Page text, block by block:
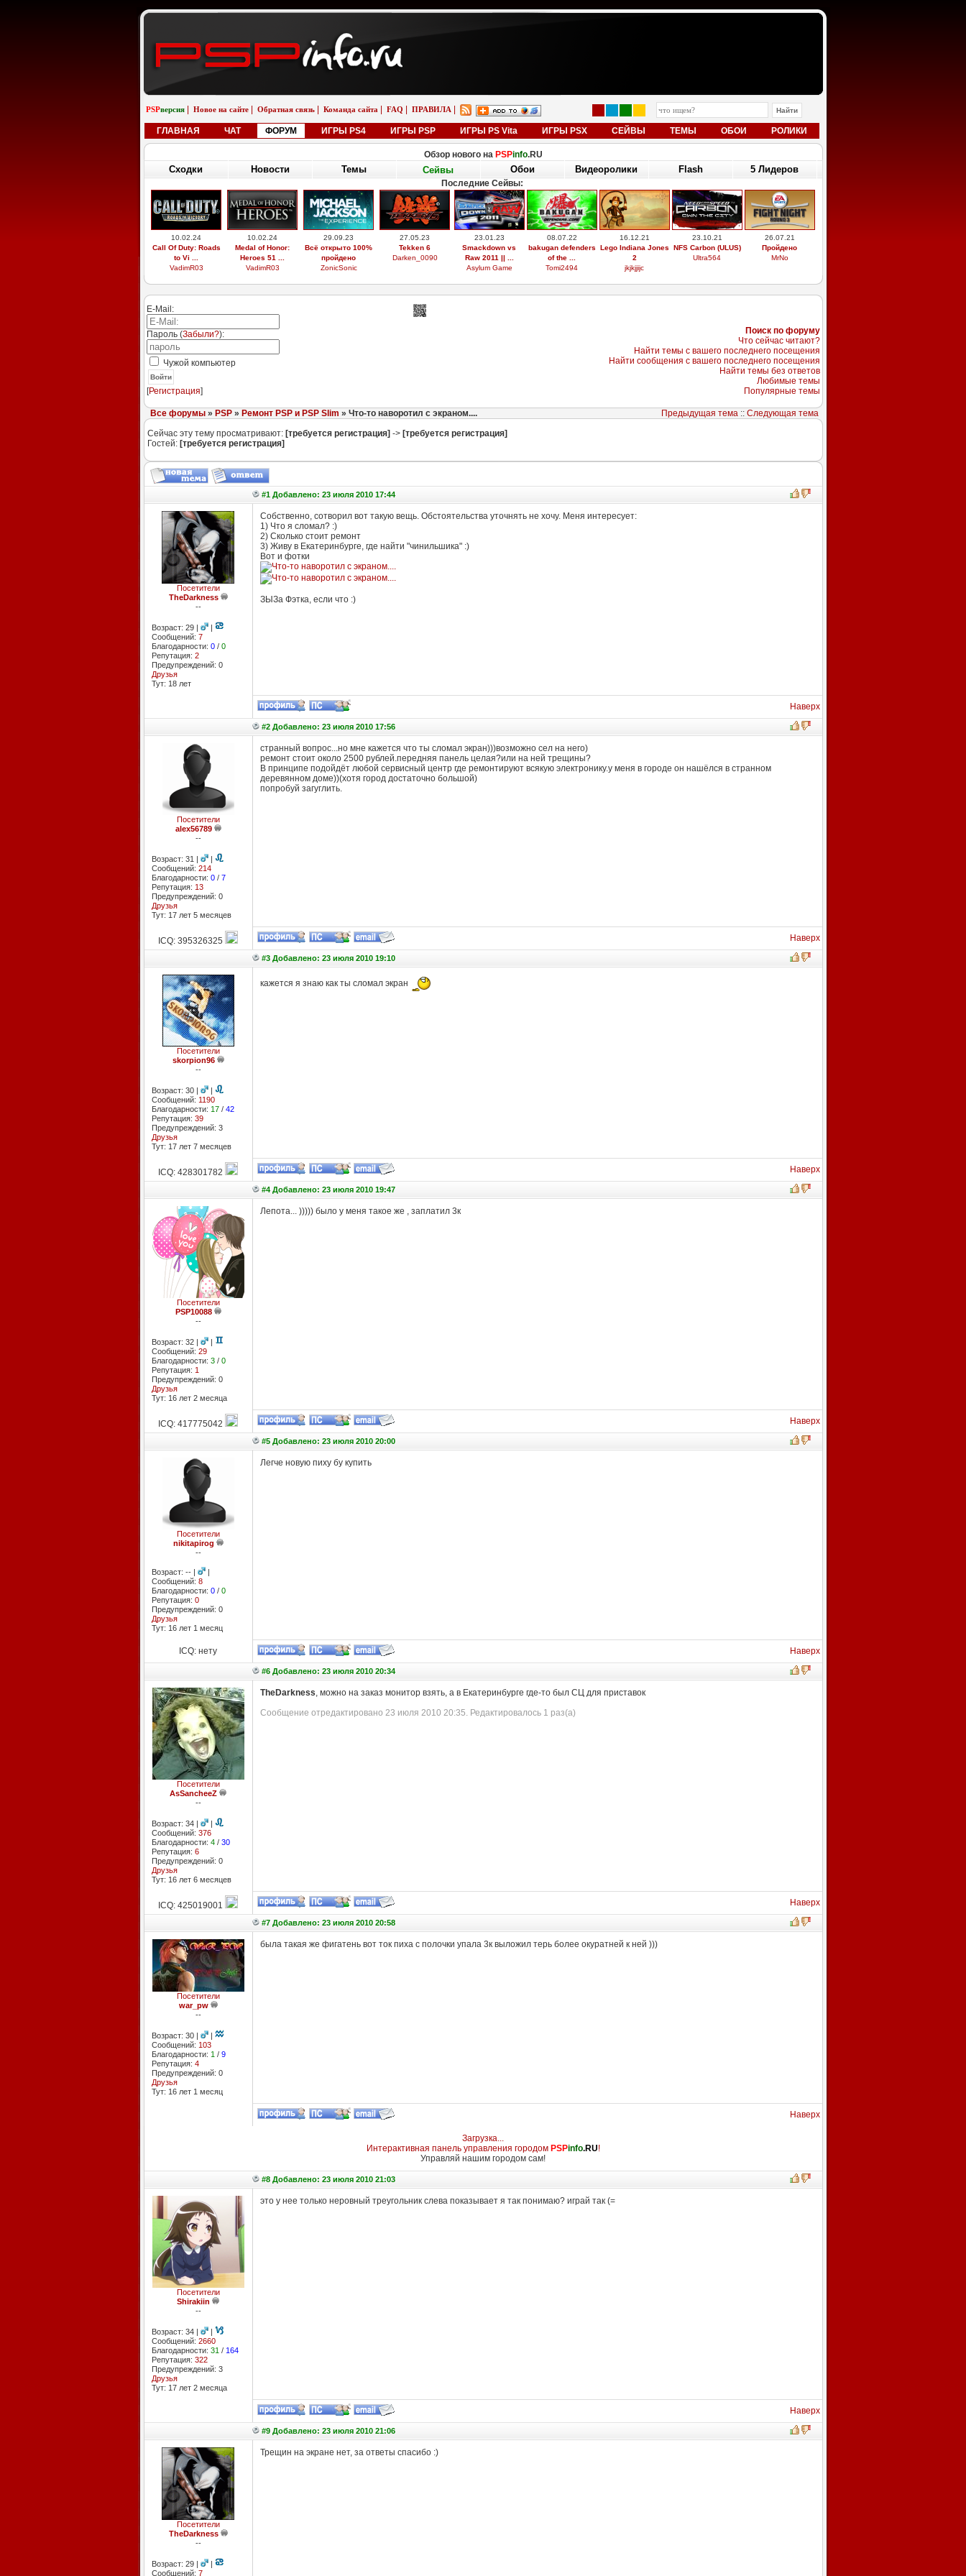
PSPверсия Новое на сайте Обратная связь Команда сайта FAQ ПРАВИЛА
ГЛАВНАЯ ЧАТ ФОРУМ ИГРЫ PS4 ИГРЫ PSP ИГРЫ PS Vita ИГРЫ PSX СЕЙВЫ ТЕМЫ ОБОИ РОЛИКИ
Обзор нового на PSPinfo.RU
Сходки Новости Темы Сейвы Обои Видеоролики Flash 5 Лидеров
Последние Сейвы:
10.02.24
Call Of Duty: Roads
to Vi ...
VadimR03
10.02.24
Medal of Honor:
Heroes 51 ...
VadimR03
29.09.23
Всё открыто 100%
пройдено
ZonicSonic
27.05.23
Tekken 6
Darken_0090
23.01.23
Smackdown vs
Raw 2011 || ...
Asylum Game
08.07.22
bakugan defenders
of the ...
Tomi2494
16.12.21
Lego Indiana Jones
2
jkjkjjijc
23.10.21
NFS Carbon (ULUS)
Ultra564
26.07.21
Пройдено
MrNo
E-Mail:
Пароль (Забыли?):
Чужой компьютер
Войти
[Регистрация]
Поиск по форуму
Что сейчас читают?
Найти темы с вашего последнего посещения
Найти сообщения с вашего последнего посещения
Найти темы без ответов
Любимые темы
Популярные темы
Все форумы» PSP» Ремонт PSP и PSP Slim » Что-то наворотил с экраном.... Предыдущая тема:: Следующая тема
Сейчас эту тему просматривают: [требуется регистрация] -> [требуется регистрация]
Гостей: [требуется регистрация]
#1 Добавлено: 23 июля 2010 17:44
Посетители
TheDarkness
--
Возраст: 29 |
|
Сообщений: 7
Благодарности: 0/ 0
Репутация: 2
Предупреждений: 0
Друзья
Тут: 18 лет
Собственно, сотворил вот такую вещь. Обстоятельства уточнять не хочу. Меня интересует:
1) Что я сломал? :)
2) Сколько стоит ремонт
3) Живу в Екатеринбурге, где найти "чинильшика" :)
Вот и фотки
ЗЫЗа Фэтка, если что :)
Наверх
#2 Добавлено: 23 июля 2010 17:56
Посетители
alex56789
--
Возраст: 31 |
|
Сообщений: 214
Благодарности: 0/ 7
Репутация: 13
Предупреждений: 0
Друзья
Тут: 17 лет 5 месяцев
странный вопрос...но мне кажется что ты сломал экран)))возможно сел на него)
ремонт стоит около 2500 рублей.передняя панель целая?или на ней трещины?
В принципе подойдёт любой сервисный центр где ремонтируют всякую электронику.у меня в городе он нашёлся в странном
деревянном доме))(хотя город достаточно большой)
попробуй загуглить.
ICQ: 395326325 Наверх
#3 Добавлено: 23 июля 2010 19:10
Посетители
skorpion96
--
Возраст: 30 |
|
Сообщений: 1190
Благодарности: 17/ 42
Репутация: 39
Предупреждений: 3
Друзья
Тут: 17 лет 7 месяцев
кажется я знаю как ты сломал экран
ICQ: 428301782 Наверх
#4 Добавлено: 23 июля 2010 19:47
Посетители
PSP10088
--
Возраст: 32 |
|
Сообщений: 29
Благодарности: 3/ 0
Репутация: 1
Предупреждений: 0
Друзья
Тут: 16 лет 2 месяцa
Лепота... ))))) было у меня такое же , заплатил 3к
ICQ: 417775042 Наверх
#5 Добавлено: 23 июля 2010 20:00
Посетители
nikitapirog
--
Возраст: -- |
|
Сообщений: 8
Благодарности: 0/ 0
Репутация: 0
Предупреждений: 0
Друзья
Тут: 16 лет 1 месяц
Легче новую пиху бу купить
ICQ: нету Наверх
#6 Добавлено: 23 июля 2010 20:34
Посетители
AsSancheeZ
--
Возраст: 34 |
|
Сообщений: 376
Благодарности: 4/ 30
Репутация: 6
Предупреждений: 0
Друзья
Тут: 16 лет 6 месяцев
TheDarkness, можно на заказ монитор взять, а в Екатеринбурге где-то был СЦ для приставок
Сообщение отредактировано 23 июля 2010 20:35. Редактировалось 1 раз(а)
ICQ: 425019001 Наверх
#7 Добавлено: 23 июля 2010 20:58
Посетители
war_pw
--
Возраст: 30 |
|
Сообщений: 103
Благодарности: 1 / 9
Репутация: 4
Предупреждений: 0
Друзья
Тут: 16 лет 1 месяц
была такая же фигатень вот ток пиха с полочки упала 3к выложил терь более окуратней к ней )))
Наверх
Загрузка...
Интерактивная панель управления городом PSPinfo.RU!
Управляй нашим городом сам!
#8 Добавлено: 23 июля 2010 21:03
Посетители
Shirakiin
--
Возраст: 34 |
|
Сообщений: 2660
Благодарности: 31 / 164
Репутация: 322
Предупреждений: 3
Друзья
Тут: 17 лет 2 месяцa
это у нее только неровный треугольник слева показывает я так понимаю? играй так (=
Наверх
#9 Добавлено: 23 июля 2010 21:06
Посетители
TheDarkness
--
Возраст: 29 |
|
Сообщений: 7
Трещин на экране нет, за ответы спасибо :)